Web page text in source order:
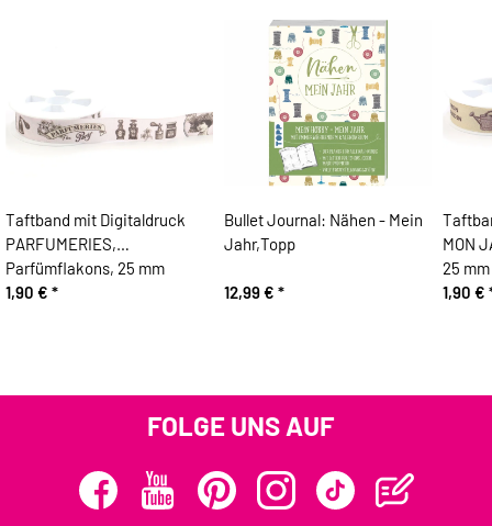
Taftband mit Digitaldruck
PARFUMERIES,
Parfümflakons, 25 mm
1,90 € *
Bullet Journal: Nähen - Mein
Jahr,Topp
12,99 € *
MON
25 mm
1,90 €
FOLGE UNS AUF